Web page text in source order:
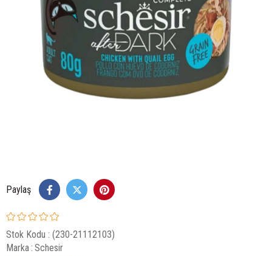
Paylaş
Stok Kodu
(230-21112103)
Marka: Schesir